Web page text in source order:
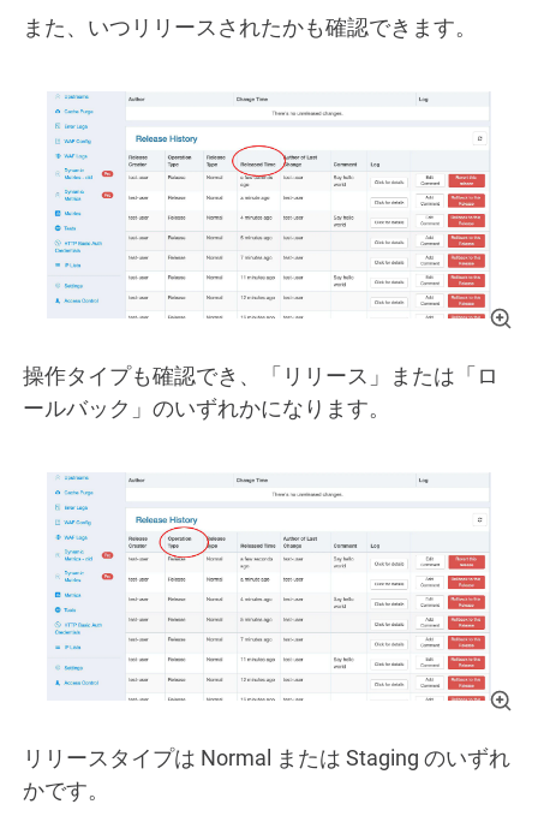
また、いつリリースされたかも確認できます。
操作タイプも確認でき、「リリース」または「ロ
ールバック」のいずれかになります。
リリースタイプは Normal または Staging のいずれ
かです。